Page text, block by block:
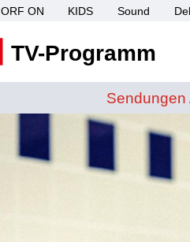
ORF ON KIDS Sound
TV-Programm
Sendungen
Sendungen